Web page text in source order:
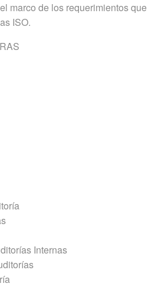
marco de los requerimientos que
ISO.
Internas